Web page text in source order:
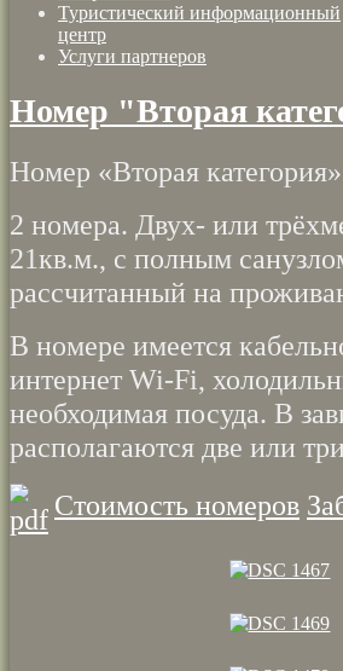
Туристический информационный
центр
Услуги партнеров
Номер "Вторая
Номер «Вторая
2 номера. Двух- или
21кв.м., с полным
рассчитанный на
В номере имеется
интернет Wi-Fi,
необходимая посуда. В
располагаются две или
Стоимость номеров